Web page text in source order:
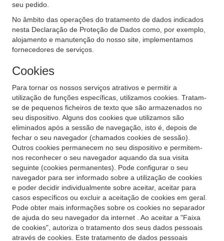
seu pedido.
No âmbito das operações do tratamento de dados indicados
nesta Declaração de Proteção de Dados como, por exemplo,
alojamento e manutenção do nosso site, implementamos
fornecedores de serviços.
Cookies
Para tornar os nossos serviços atrativos e permitir a
utilização de funções específicas, utilizamos cookies. Tratam-
se de pequenos ficheiros de texto que são armazenados no
seu dispositivo. Alguns dos cookies que utilizamos são
eliminados após a sessão de navegação, isto é, depois de
fechar o seu navegador (chamados cookies de sessão).
Outros cookies permanecem no seu dispositivo e permitem-
nos reconhecer o seu navegador aquando da sua visita
seguinte (cookies permanentes). Pode configurar o seu
navegador para ser informado sobre a utilização de cookies
e poder decidir individualmente sobre aceitar, aceitar para
casos específicos ou excluir a aceitação de cookies em geral.
Pode obter mais informações sobre os cookies no separador
de ajuda do seu navegador da internet . Ao aceitar a "Faixa
de cookies", autoriza o tratamento dos seus dados pessoais
através de cookies. Este tratamento de dados pessoais